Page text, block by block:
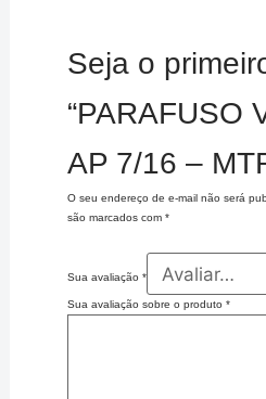
Seja o
“PARAFUSO
AP 7/16 –
O seu endereço de e-mail não será
são marcados com *
Sua avaliação *
Sua avaliação sobre o produto *